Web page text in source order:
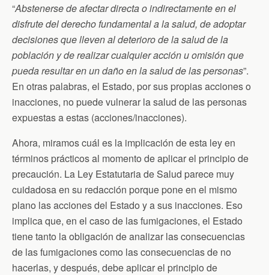
“Abstenerse de afectar directa o indirectamente en el
disfrute del derecho fundamental a la salud, de adoptar
decisiones que lleven al deterioro de la salud de la
población y de realizar cualquier acción u omisión que
pueda resultar en un daño en la salud de las personas”.
En otras palabras, el Estado, por sus propias acciones o
inacciones, no puede vulnerar la salud de las personas
expuestas a estas (acciones/inacciones).
Ahora, miramos cuál es la implicación de esta ley en
términos prácticos al momento de aplicar el principio de
precaución. La Ley Estatutaria de Salud parece muy
cuidadosa en su redacción porque pone en el mismo
plano las acciones del Estado y a sus inacciones. Eso
implica que, en el caso de las fumigaciones, el Estado
tiene tanto la obligación de analizar las consecuencias
de las fumigaciones como las consecuencias de no
hacerlas, y después, debe aplicar el principio de